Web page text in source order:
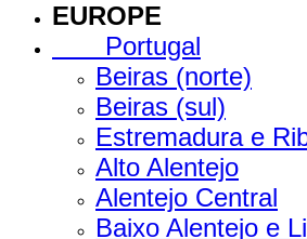
EUROPE
Portugal
Beiras (norte)
Beiras (sul)
Estremadura e
Alto Alentejo
Alentejo Central
Baixo Alentejo e